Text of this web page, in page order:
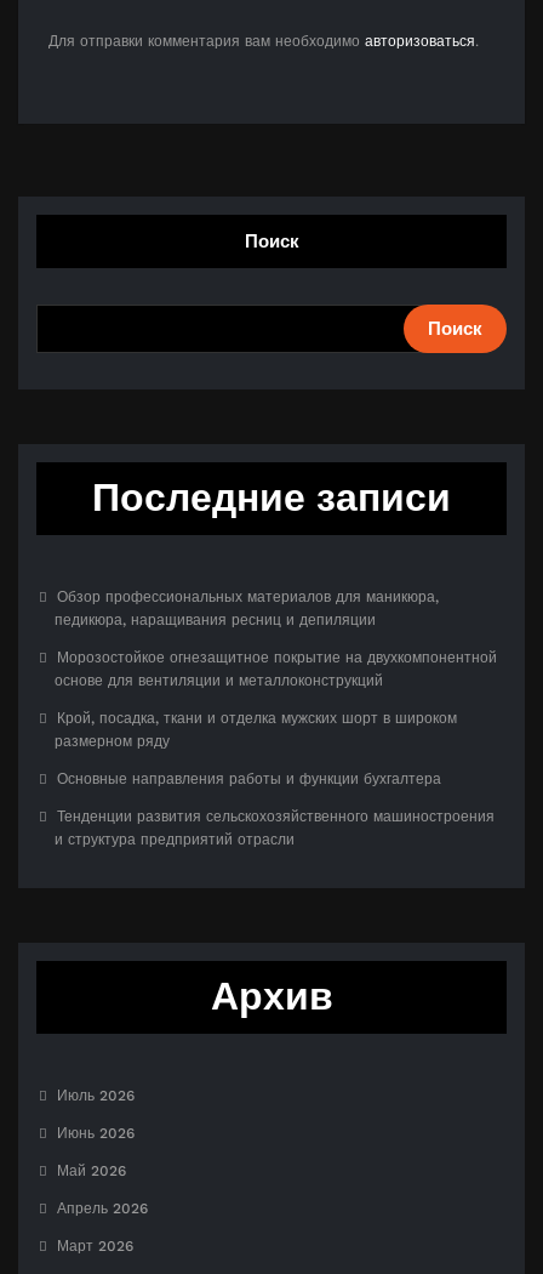
Для отправки комментария вам необходимо авторизоваться.
Поиск
Поиск
Последние записи
Обзор профессиональных материалов для маникюра,
педикюра, наращивания ресниц и депиляции
Морозостойкое огнезащитное покрытие на двухкомпонентной
основе для вентиляции и металлоконструкций
Крой, посадка, ткани и отделка мужских шорт в широком
размерном ряду
Основные направления работы и функции бухгалтера
Тенденции развития сельскохозяйственного машиностроения
и структура предприятий отрасли
Архив
Июль 2026
Июнь 2026
Май 2026
Апрель 2026
Март 2026